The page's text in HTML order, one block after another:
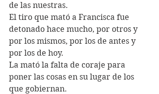
de las nuestras.
El tiro que mató a Francisca fue
detonado hace mucho, por otros y
por los mismos, por los de antes y
por los de hoy.
La mató la falta de coraje para
poner las cosas en su lugar de los
que gobiernan.